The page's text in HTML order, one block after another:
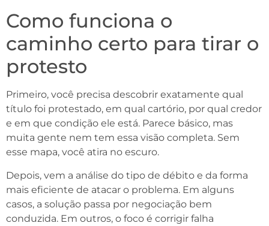
Como funciona o
caminho certo para tirar o
protesto
Primeiro, você precisa descobrir exatamente qual
título foi protestado, em qual cartório, por qual credor
e em que condição ele está. Parece básico, mas
muita gente nem tem essa visão completa. Sem
esse mapa, você atira no escuro.
Depois, vem a análise do tipo de débito e da forma
mais eficiente de atacar o problema. Em alguns
casos, a solução passa por negociação bem
conduzida. Em outros, o foco é corrigir falha